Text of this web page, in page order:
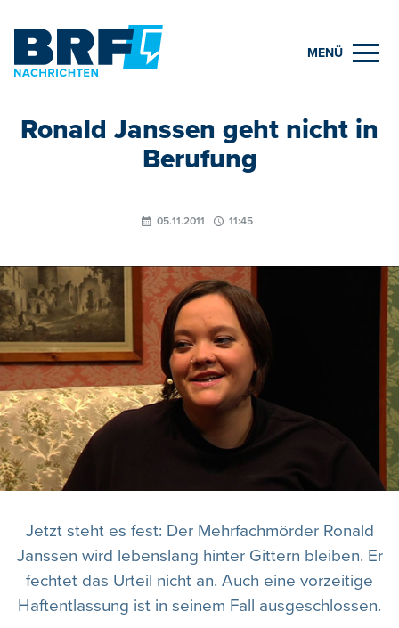
MENÜ
Ronald Janssen geht nicht in
Berufung
05.11.2011 11:45
Jetzt steht es fest: Der Mehrfachmörder Ronald
Janssen wird lebenslang hinter Gittern bleiben. Er
fechtet das Urteil nicht an. Auch eine vorzeitige
Haftentlassung ist in seinem Fall ausgeschlossen.